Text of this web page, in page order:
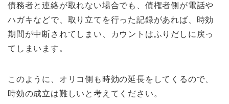
債務者と連絡が取れない場合でも、債権者側が電話や
ハガキなどで、取り立てを行った記録があれば、時効
期間が中断されてしまい、カウントはふりだしに戻っ
てしまいます。
このように、オリコ側も時効の延長をしてくるので、
時効の成立は難しいと考えてください。